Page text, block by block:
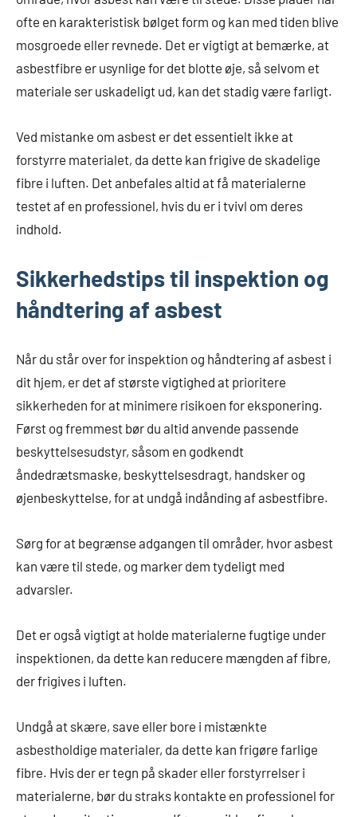
ofte en karakteristisk bølget form og kan med tiden blive
mosgroede eller revnede. Det er vigtigt at bemærke, at
asbestfibre er usynlige for det blotte øje, så selvom et
materiale ser uskadeligt ud, kan det stadig være farligt.
Ved mistanke om asbest er det essentielt ikke at
forstyrre materialet, da dette kan frigive de skadelige
fibre i luften. Det anbefales altid at få materialerne
testet af en professionel, hvis du er i tvivl om deres
indhold.
Sikkerhedstips til inspektion og
håndtering af asbest
Når du står over for inspektion og håndtering af asbest i
dit hjem, er det af største vigtighed at prioritere
sikkerheden for at minimere risikoen for eksponering.
Først og fremmest bør du altid anvende passende
beskyttelsesudstyr, såsom en godkendt
åndedrætsmaske, beskyttelsesdragt, handsker og
øjenbeskyttelse, for at undgå indånding af asbestfibre.
Sørg for at begrænse adgangen til områder, hvor asbest
kan være til stede, og marker dem tydeligt med
advarsler.
Det er også vigtigt at holde materialerne fugtige under
inspektionen, da dette kan reducere mængden af fibre,
der frigives i luften.
Undgå at skære, save eller bore i mistænkte
asbestholdige materialer, da dette kan frigøre farlige
fibre. Hvis der er tegn på skader eller forstyrrelser i
materialerne, bør du straks kontakte en professionel for